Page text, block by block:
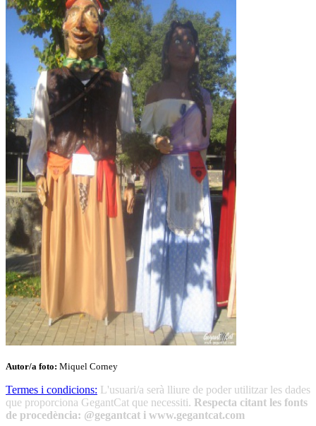
Autor/a foto: Miquel Corney
Termes i condicions: L'usuari/a serà lliure de poder utilitzar les dades
que proporciona GegantCat que necessiti. Respecta citant les fonts
de procedència: @gegantcat i www.gegantcat.com